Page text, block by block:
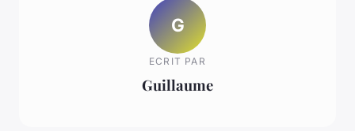
G
ECRIT PAR
Guillaume